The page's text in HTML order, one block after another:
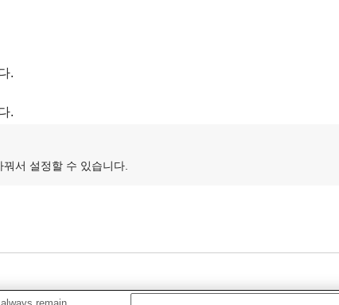
.
.
서 설정할 수 있습니다.